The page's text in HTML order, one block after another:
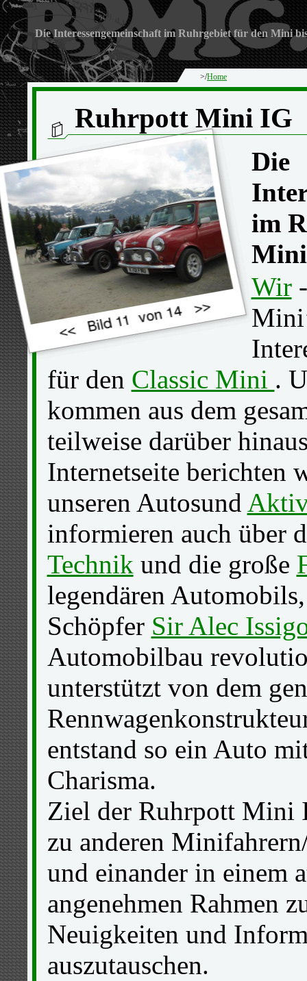
Die Interessengemeinschaft im Ruhrgebiet für den Mini
>/Home
Ruhrpott Mini IG
Die
im
Wir-
für den Classic Mini .
kommen aus dem
teilweise darüber
Internetseite berichten
unseren Autosund
informieren auch über
Technik und die große
legendären
Schöpfer Sir Alec
Automobilbau
unterstützt von dem
entstand so ein Auto
Charisma.
Ziel der Ruhrpott Mini
zu anderen
und einander in einem
angenehmen Rahmen
Neuigkeiten und
auszutauschen.